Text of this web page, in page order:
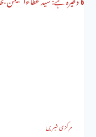
مرکزی خبریں